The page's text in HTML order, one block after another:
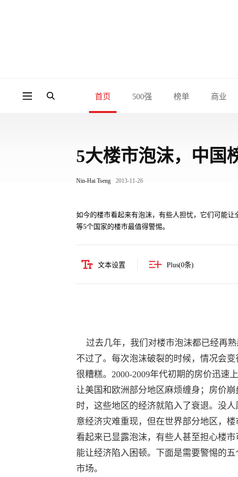
首页 500强 榜单 商业
5大楼市泡沫，中国
Nin-Hai Tseng 2013-11-26
如今的楼市看起来有泡沫，有些人担忧，它们可能
等5个国家的楼市最值得警惕。
文本设置 Plus(0条)
过去几年，我们对楼市泡沫都已经再熟
不过了。每次泡沫破裂的时候，情况会变
很糟糕。2000-2009年代初期的房价迅速
让美国和欧洲部分地区麻烦缠身；房价崩
时，这些地区的经济就陷入了衰退。没人
意经济灾难重现，但在世界部分地区，楼
看起来已显露泡沫，有些人甚至担心楼市
能让经济陷入困顿。下面是需要警惕的五
市场。